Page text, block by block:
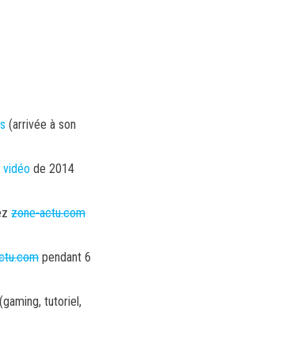
(arrivée à son
vidéo de 2014
zone-actu.com
pendant 6
tutoriel,